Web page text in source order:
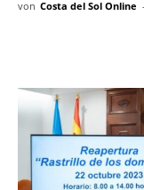
von Costa del Sol Online -